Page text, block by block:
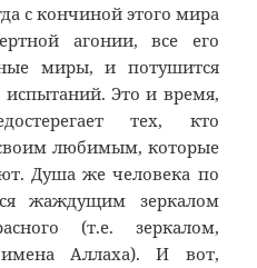
с кончиной этого мира
агонии, все его
миры, и потушится
испытаний. Это и время,
тех, кто
любимым, которые
Душа же человека по
жаждущим зеркалом
(т.е. зеркалом,
Аллаха). И вот,